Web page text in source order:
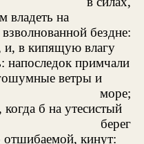
владеть на
взволнованной бездне:
и, в кипящую влагу
напоследок примчали
ветры и
море;
б на утесистый
берег
кинут: